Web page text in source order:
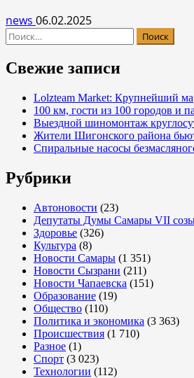
news 06.02.2025
Найти:
Свежие записи
Lolzteam Market: Крупнейший
100 км, гости из 100 городов и
Выездной шиномонтаж
Жители Шигонского района
Спиральные насосы
Рубрики
Автоновости (23)
Депутаты Думы Самары VII
Здоровье (326)
Культура (8)
Новости Самары (1 351)
Новости Сызрани (211)
Новости Чапаевска (151)
Образование (19)
Общество (110)
Политика и экономика (3 363)
Происшествия (1 710)
Разное (1)
Спорт (3 023)
Технологии (112)